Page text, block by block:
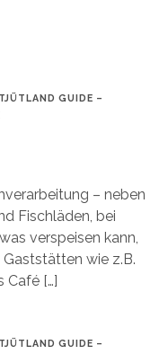
GUIDE –
– neben
Fischläden, bei
verspeisen kann,
wie z.B.
Café […]
GUIDE –